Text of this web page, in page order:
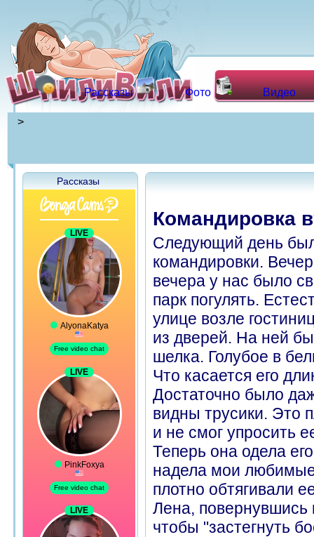
Рассказы Фото Видео
>
Рассказы
Командировка
Следующий день
командировки.
вечера у нас было
парк погулять.
улице возле
из дверей. На ней
шелка. Голубое в
Что касается его
Достаточно было
видны трусики. Это
и не смог упросить
Теперь она одела
надела мои любимые
плотно обтягивали
Лена, повернувшись
чтобы "застегнуть